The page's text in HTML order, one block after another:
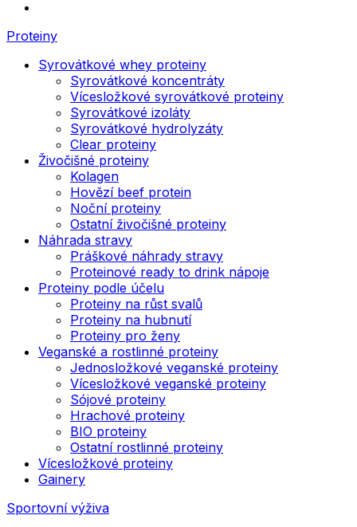
Proteiny
Syrovátkové whey proteiny
Syrovátkové koncentráty
Vícesložkové syrovátkové proteiny
Syrovátkové izoláty
Syrovátkové hydrolyzáty
Clear proteiny
Živočišné proteiny
Kolagen
Hovězí beef protein
Noční proteiny
Ostatní živočišné proteiny
Náhrada stravy
Práškové náhrady stravy
Proteinové ready to drink nápoje
Proteiny podle účelu
Proteiny na růst svalů
Proteiny na hubnutí
Proteiny pro ženy
Veganské a rostlinné proteiny
Jednosložkové veganské proteiny
Vícesložkové veganské proteiny
Sójové proteiny
Hrachové proteiny
BIO proteiny
Ostatní rostlinné proteiny
Vícesložkové proteiny
Gainery
Sportovní výživa